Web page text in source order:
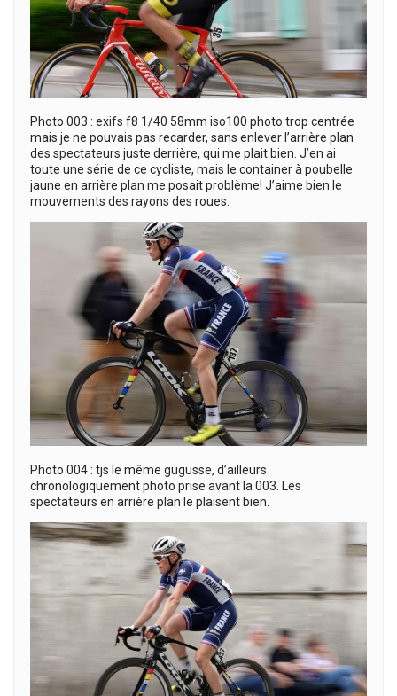
Photo 003 : exifs f8 1/40 58mm iso100 photo trop centrée
mais je ne pouvais pas recarder, sans enlever l’arrière plan
des spectateurs juste derrière, qui me plait bien. J’en ai
toute une série de ce cycliste, mais le container à poubelle
jaune en arrière plan me posait problème! J’aime bien le
mouvements des rayons des roues.
Photo 004 : tjs le même gugusse, d’ailleurs
chronologiquement photo prise avant la 003. Les
spectateurs en arrière plan le plaisent bien.